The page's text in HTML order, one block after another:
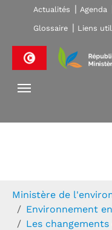
Skip to main navigation
Aller au contenu
Skip to page footer
Actualités Agenda
Glossaire Liens
Ministère de
Environnement
Les